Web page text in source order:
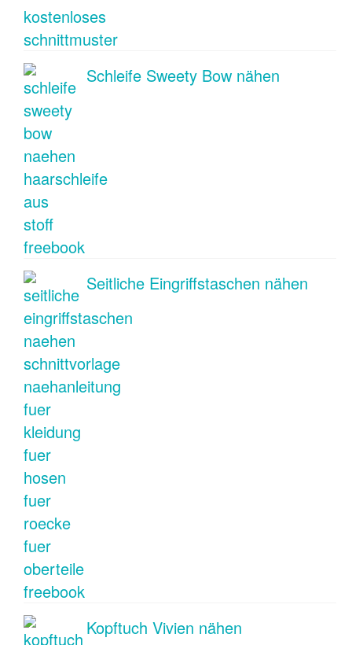
Schleife Sweety Bow nähen
Seitliche Eingriffstaschen nähen
Kopftuch Vivien nähen